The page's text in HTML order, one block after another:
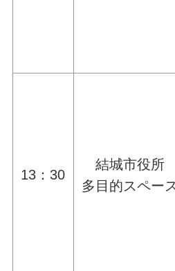
13：30
結城市役所
多目的スペー